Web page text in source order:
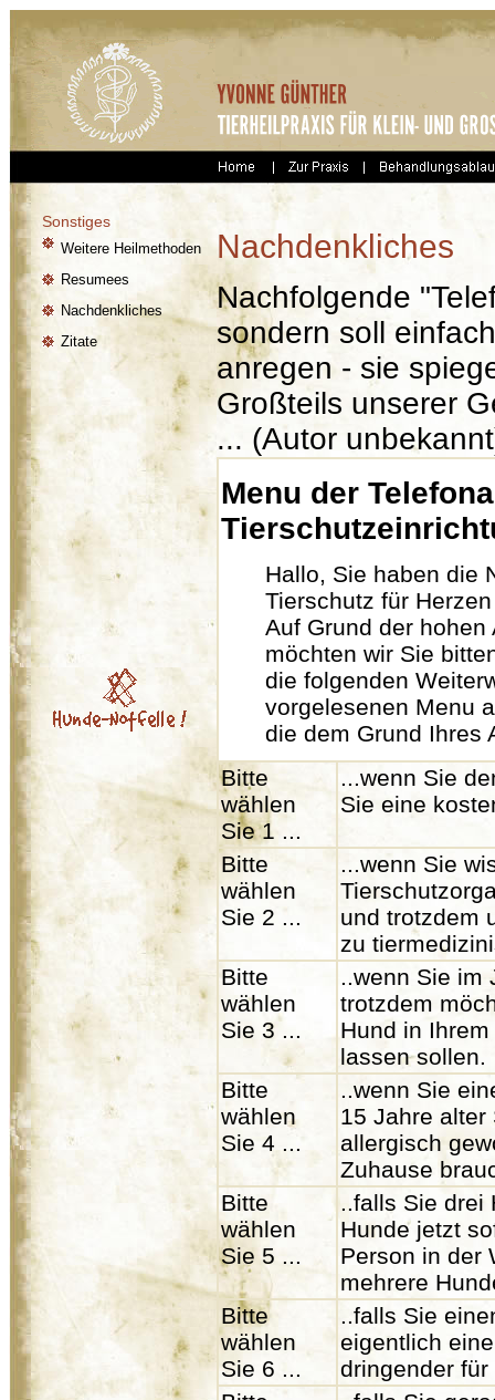
Sonstiges
Weitere Heilmethoden
Resumees
Nachdenkliches
Zitate
Nachdenkliches
Nachfolgende
sondern soll
anregen - sie
Großteils unserer
... (Autor
Menu der
Hallo, Sie haben die
Tierschutz für
Auf Grund der
möchten wir Sie
die folgenden
vorgelesenen Menu
die dem Grund Ihres
Bitte
wählen
Sie 1 ...
...wenn Sie
Sie eine
Bitte
wählen
Sie 2 ...
...wenn Sie
und trotzdem
zu
Bitte
wählen
Sie 3 ...
..wenn Sie im
trotzdem
Hund in
lassen sollen.
Bitte
wählen
Sie 4 ...
..wenn Sie
15 Jahre alter
allergisch
Zuhause
Bitte
wählen
Sie 5 ...
..falls Sie drei
Hunde jetzt
Person in der
mehrere
Bitte
wählen
Sie 6 ...
..falls Sie
eigentlich
dringender